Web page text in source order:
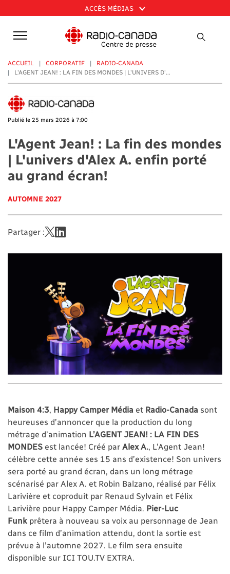
au
contenu
principal
ACCÈS MÉDIAS
ACCUEIL CORPORATIF
RADIO-CANADA
L'AGENT JEAN! : LA FIN DES MONDES | L'UNIVERS D'...
Publié le 25 mars 2026 à 7:00
L'Agent Jean! : La fin des mondes
| L'univers d'Alex A. enfin porté
au grand écran!
AUTOMNE 2027
Partager :
Maison 4:3 Happy Camper Média et Radio-Canada sont
heureuses d’annoncer que la production du long
métrage d’animation L’AGENT JEAN! : LA FIN DES
MONDES est lancée! Créé par Alex A. , L’Agent Jean!
célèbre cette année ses 15 ans d’existence! Son univers
sera porté au grand écran, dans un long métrage
scénarisé par Alex A. et Robin Balzano, réalisé par Félix
Larivière et coproduit par Renaud Sylvain et Félix
Larivière pour Happy Camper Média. Pier-Luc
Funk prêtera à nouveau sa voix au personnage de Jean
dans ce film d’animation attendu, dont la sortie est
prévue à l’automne 2027. Le film sera ensuite
disponible sur ICI TOU.TV EXTRA.